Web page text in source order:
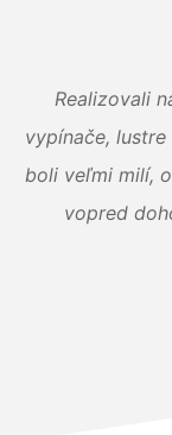
Realizovali
vypínače,
boli veľmi milí,
vopred